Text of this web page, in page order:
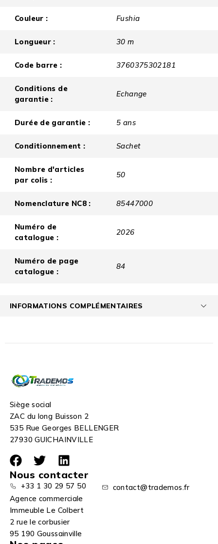
Couleur : Fushia
Longueur : 30 m
Code barre : 3760375302181
Conditions de
garantie :
Echange
Durée de garantie : 5 ans
Conditionnement : Sachet
Nombre d'articles
par colis :
50
Nomenclature NC8 : 85447000
Numéro de
catalogue :
2026
Numéro de page
catalogue :
84
INFORMATIONS COMPLÉMENTAIRES
Siège social
ZAC du long Buisson 2
535 Rue Georges BELLENGER
27930 GUICHAINVILLE
Nous contacter
+33 1 30 29 57 50
contact@trademos.fr
Agence commerciale
Immeuble Le Colbert
2 rue le corbusier
95 190 Goussainville